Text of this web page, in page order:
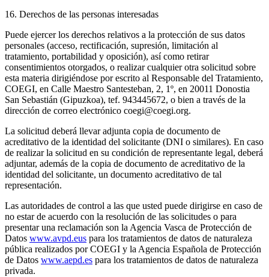
16. Derechos de las personas interesadas
Puede ejercer los derechos relativos a la protección de sus datos
personales (acceso, rectificación, supresión, limitación al
tratamiento, portabilidad y oposición), así como retirar
consentimientos otorgados, o realizar cualquier otra solicitud sobre
esta materia dirigiéndose por escrito al Responsable del Tratamiento,
COEGI, en Calle Maestro Santesteban, 2, 1º, en 20011 Donostia
San Sebastián (Gipuzkoa), tef. 943445672, o bien a través de la
dirección de correo electrónico coegi@coegi.org.
La solicitud deberá llevar adjunta copia de documento de
acreditativo de la identidad del solicitante (DNI o similares). En caso
de realizar la solicitud en su condición de representante legal, deberá
adjuntar, además de la copia de documento de acreditativo de la
identidad del solicitante, un documento acreditativo de tal
representación.
Las autoridades de control a las que usted puede dirigirse en caso de
no estar de acuerdo con la resolución de las solicitudes o para
presentar una reclamación son la Agencia Vasca de Protección de
Datos www.avpd.eus para los tratamientos de datos de naturaleza
pública realizados por COEGI y la Agencia Española de Protección
de Datos www.aepd.es para los tratamientos de datos de naturaleza
privada.